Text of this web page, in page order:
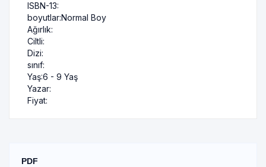
ISBN-13:
boyutlar:Normal Boy
Ağırlık:
Ciltli:
Dizi:
sınıf:
Yaş:6 - 9 Yaş
Yazar:
Fiyat:
PDF